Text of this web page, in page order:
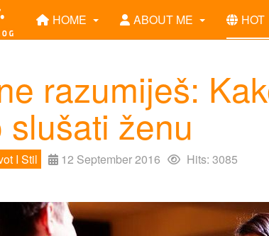
HOME ABOUT ME HOT
razumiješ:
slušati ženu
I Stil 12 September 2016 Hits: 3085